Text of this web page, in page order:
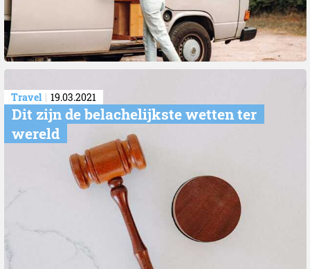
Travel 19.03.2021
Dit zijn de belachelijkste wetten ter
wereld